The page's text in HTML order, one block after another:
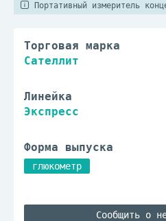
Портативный измеритель
Торговая марка
Сателлит
Линейка
Экспресс
Форма выпуска
глюкометр
Сообщить о